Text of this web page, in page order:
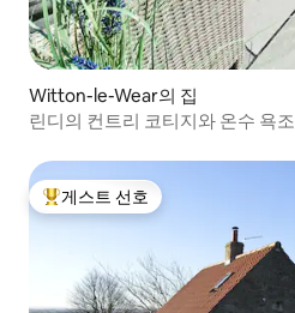
Witton-le-Wear의 집
린디의 컨트리 코티지와 온수 욕조
상위 게스트 선호
게스트 선호